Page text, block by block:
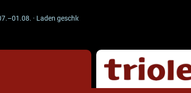
· Laden geschlossen · Versand läuft weiter. -- ACHTUNG --